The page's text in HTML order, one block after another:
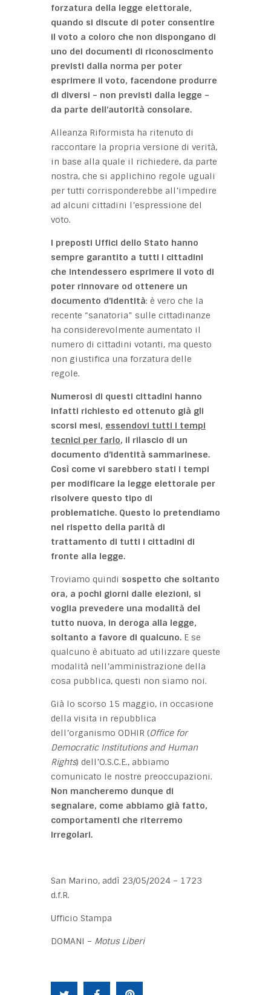
forzatura della legge elettorale,
quando si discute di poter consentire
il voto a coloro che non dispongano di
uno dei documenti di riconoscimento
previsti dalla norma per poter
esprimere il voto, facendone produrre
di diversi – non previsti dalla legge –
da parte dell’autorità consolare.
Alleanza Riformista ha ritenuto di
raccontare la propria versione di verità,
in base alla quale il richiedere, da parte
nostra, che si applichino regole uguali
per tutti corrisponderebbe all’impedire
ad alcuni cittadini l’espressione del
voto.
I preposti Uffici dello Stato hanno
sempre garantito a tutti i cittadini
che intendessero esprimere il voto di
poter rinnovare od ottenere un
documento d’identità: è vero che la
recente “sanatoria” sulle cittadinanze
ha considerevolmente aumentato il
numero di cittadini votanti, ma questo
non giustifica una forzatura delle
regole.
Numerosi di questi cittadini hanno
infatti richiesto ed ottenuto già gli
scorsi mesi, essendovi tutti i tempi
tecnici per farlo, il rilascio di un
documento d’identità sammarinese.
Così come vi sarebbero stati i tempi
per modificare la legge elettorale per
risolvere questo tipo di
problematiche. Questo lo pretendiamo
nel rispetto della parità di
trattamento di tutti i cittadini di
fronte alla legge.
Troviamo quindi sospetto che soltanto
ora, a pochi giorni dalle elezioni, si
voglia prevedere una modalità del
tutto nuova, in deroga alla legge,
soltanto a favore di qualcuno. E se
qualcuno è abituato ad utilizzare queste
modalità nell’amministrazione della
cosa pubblica, questi non siamo noi.
Già lo scorso 15 maggio, in occasione
della visita in repubblica
dell’organismo ODHIR (Office for
Democratic Institutions and Human
Rights) dell’O.S.C.E., abbiamo
comunicato le nostre preoccupazioni.
Non mancheremo dunque di
segnalare, come abbiamo già fatto,
comportamenti che riterremo
irregolari.
San Marino, addì 23/05/2024 – 1723
d.f.R.
Ufficio Stampa
DOMANI – Motus Liberi